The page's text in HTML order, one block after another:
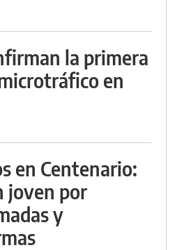
la primera
en
en Centenario:
joven por
y